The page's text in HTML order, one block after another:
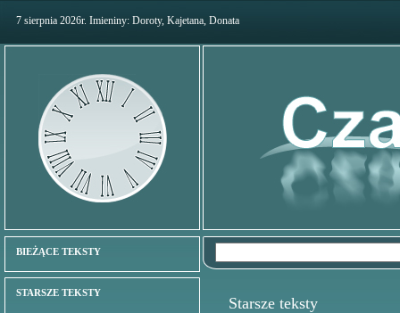
7 sierpnia 2026r. Imieniny: Doroty, Kajetana, Donata
BIEŻĄCE TEKSTY
STARSZE TEKSTY
Starsze teksty